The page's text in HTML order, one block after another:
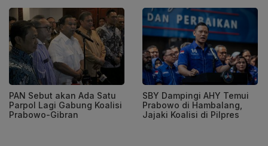
PAN Sebut akan Ada Satu
Parpol Lagi Gabung Koalisi
Prabowo-Gibran
SBY Dampingi AHY Temui
Prabowo di Hambalang,
Jajaki Koalisi di Pilpres